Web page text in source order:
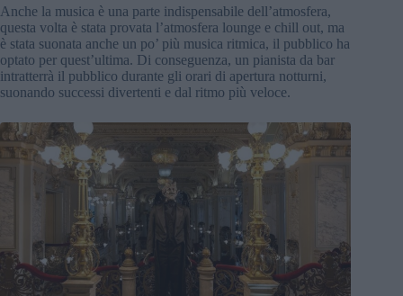
Anche la musica è una parte indispensabile dell’atmosfera,
questa volta è stata provata l’atmosfera lounge e chill out, ma
è stata suonata anche un po’ più musica ritmica, il pubblico ha
optato per quest’ultima. Di conseguenza, un pianista da bar
intratterrà il pubblico durante gli orari di apertura notturni,
suonando successi divertenti e dal ritmo più veloce.